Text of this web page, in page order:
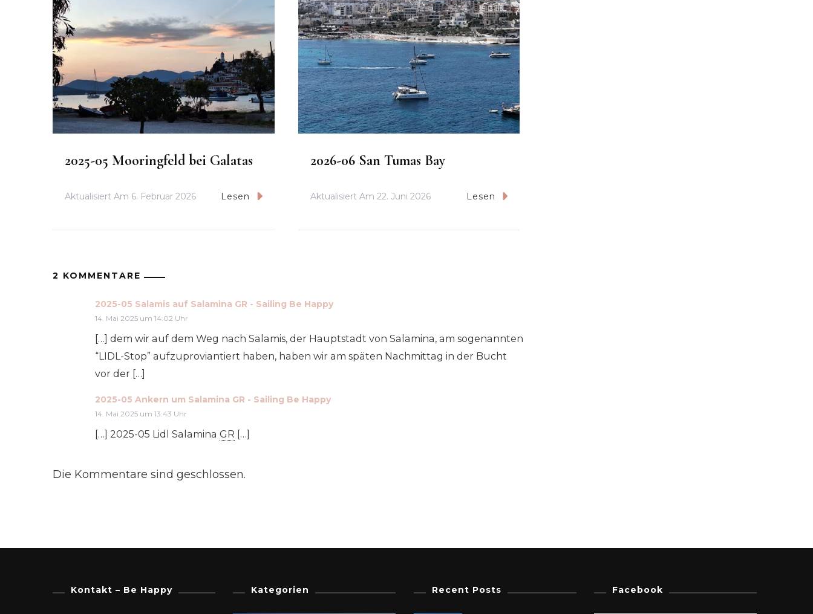
2025-05 Mooringfeld bei Galatas
Aktualisiert Am 6. Februar 2026 Lesen
2026-06 San Tumas Bay
Aktualisiert Am 22. Juni 2026 Lesen
2 KOMMENTARE
2025-05 Salamis auf Salamina GR - Sailing Be Happy
14. Mai 2025 um 14:02 Uhr
[…] dem wir auf dem Weg nach Sala­mis, der Haupt­stadt von Sala­mi­na, am soge­nann­ten
“LIDL-Stop” auf­zu­pro­vi­an­tiert haben, haben wir am spä­ten Nach­mit­tag in der Bucht
vor der […]
2025-05 Ankern um Salamina GR - Sailing Be Happy
14. Mai 2025 um 13:43 Uhr
[…] 2025-05 Lidl Sala­mi­na GR […]
Die Kommentare sind geschlossen.
Kontakt – Be Happy Kategorien Recent Posts Facebook